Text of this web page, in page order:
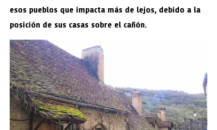
esos pueblos que impacta más de lejos, debido a la
posición de sus casas sobre el cañón.